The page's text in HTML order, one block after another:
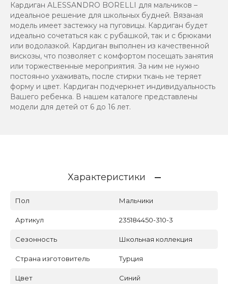
Кардиган ALESSANDRO BORELLI для мальчиков –
идеальное решение для школьных будней. Вязаная
модель имеет застежку на пуговицы. Кардиган будет
идеально сочетаться как с рубашкой, так и с брюками
или водолазкой. Кардиган выполнен из качественной
вискозы, что позволяет с комфортом посещать занятия
или торжественные мероприятия. За ним не нужно
постоянно ухаживать, после стирки ткань не теряет
форму и цвет. Кардиган подчеркнет индивидуальность
Вашего ребенка. В нашем каталоге представлены
модели для детей от 6 до 16 лет.
Характеристики
Пол Мальчики
Артикул 235184450-310-3
Сезонность Школьная коллекция
Страна изготовитель Турция
Цвет Синий